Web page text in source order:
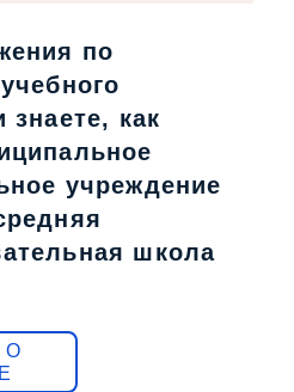
по
знаете, как
учреждение
школа
О